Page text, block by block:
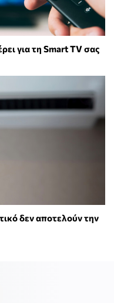
για τη Smart TV σας
δεν αποτελούν την